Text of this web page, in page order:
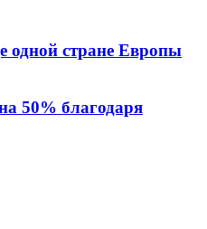
одной стране Европы
50% благодаря